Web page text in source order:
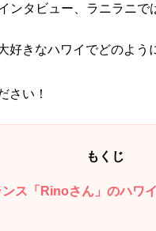
ンタビュー、ラニラニで
好きなハワイでどのよ
さい！
もくじ
ス「Rinoさん」のハワ